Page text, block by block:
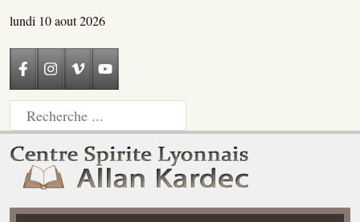
lundi 10 aout 2026